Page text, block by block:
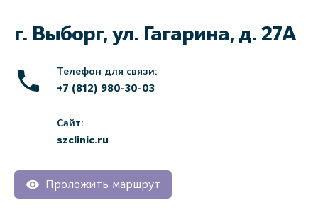
г. Выборг, ул. Гагарина, д. 27А
Телефон для связи:
+7 (812) 980-30-03
Сайт:
szclinic.ru
Проложить маршрут